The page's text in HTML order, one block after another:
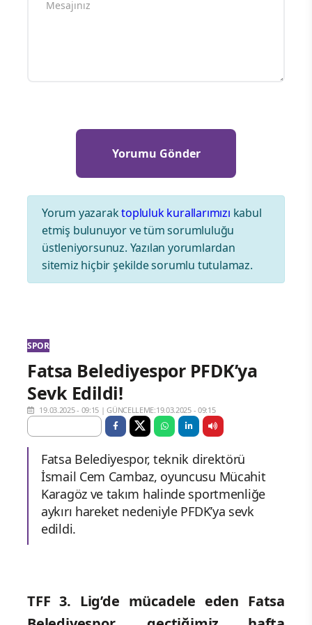
Yorum yazaraktopluluk kurallarımızı kabul
etmiş bulunuyor ve tüm sorumluluğu
üstleniyorsunuz. Yazılan yorumlardan
sitemiz hiçbir şekilde sorumlu tutulamaz.
SPOR
Fatsa Belediyespor PFDK’ya
Sevk Edildi!
19.03.2025 - 09:15 |GÜNCELLEME:19.03.2025 - 09:15
Fatsa Belediyespor, teknik direktörü
İsmail Cem Cambaz, oyuncusu Mücahit
Karagöz ve takım halinde sportmenliğe
aykırı hareket nedeniyle PFDK’ya sevk
edildi.
TFF 3. Lig’de mücadele eden Fatsa